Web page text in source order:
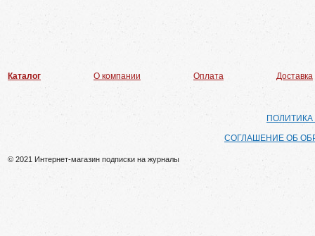
Каталог О компании Оплата Доставка
СОГЛАШЕНИЕ ОБ
© 2021 Интернет-магазин подписки на журналы